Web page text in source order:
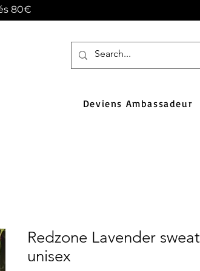
80€
Deviens Ambassadeur
Redzone Lavender sweat
unisex